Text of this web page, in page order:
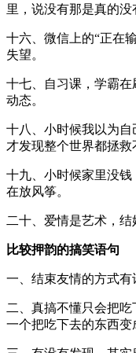
里，说没有那是真的没
十六、微信上的“正在
失望。
十七、自习课，学霸
动态。
十八、小时候我以为
才发现整个世界都拯救
十九、小时候家里没
在放风筝。
二十、爱情是艺术，结
比较押韵的搞笑语句
一、结束友情的方式有
二、真搞不懂只会把
一个把吃下去的东西变